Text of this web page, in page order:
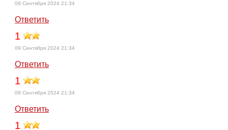
09 Сентября 2024 21:34
Ответить
09 Сентября 2024 21:34
Ответить
09 Сентября 2024 21:34
Ответить